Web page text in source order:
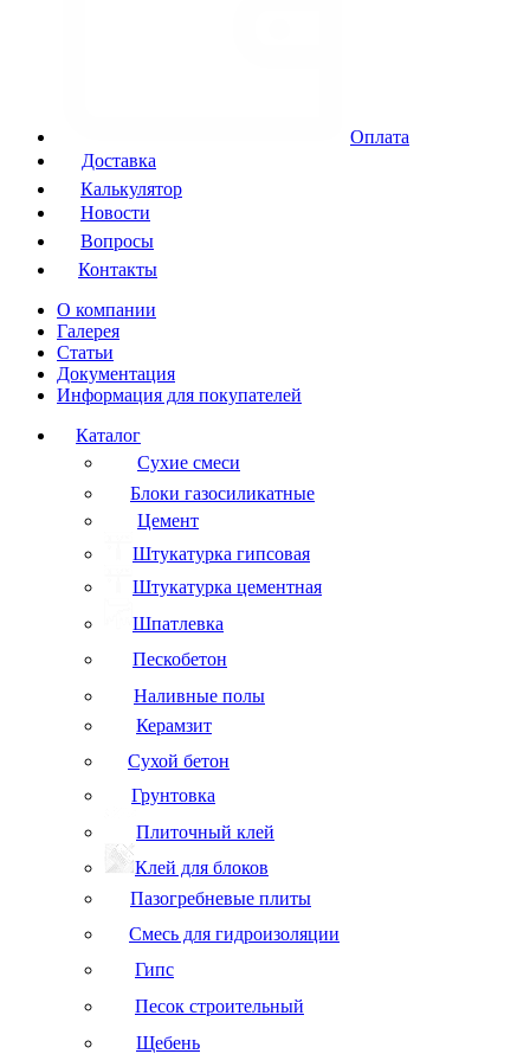
Оплата
Доставка
Калькулятор
Новости
Вопросы
Контакты
О компании
Галерея
Статьи
Документация
Информация для покупателей
Каталог
Сухие смеси
Блоки газосиликатные
Цемент
Штукатурка гипсовая
Штукатурка цементная
Шпатлевка
Пескобетон
Наливные полы
Керамзит
Сухой бетон
Грунтовка
Плиточный клей
Клей для блоков
Пазогребневые плиты
Смесь для гидроизоляции
Гипс
Песок строительный
Щебень